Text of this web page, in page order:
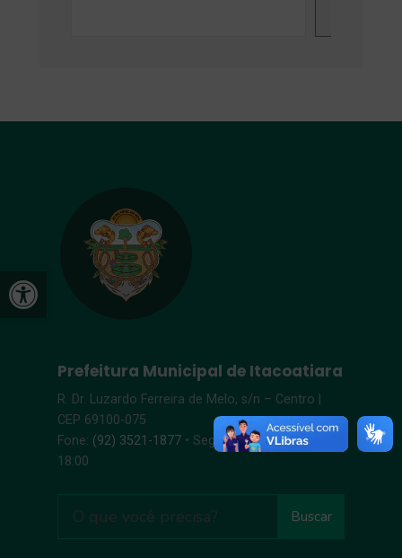
Open toolbar
Prefeitura Municipal de Itacoatiara
R. Dr. Luzardo Ferreira de Melo, s/n – Centro |
CEP 69100-075
Fone: (92) 3521-1877 • Segunda-Sexta, 8:00 –
18:00
Buscar